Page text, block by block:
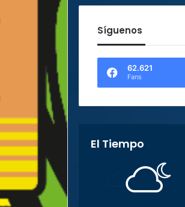
Síguenos
62.621
Fans
El Tiempo